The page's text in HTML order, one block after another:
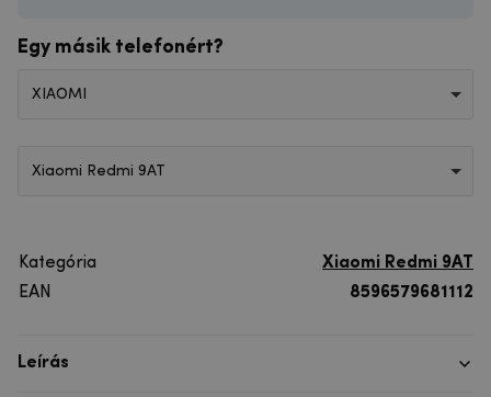
Egy másik telefonért?
XIAOMI
Xiaomi Redmi 9AT
Kategória
Xiaomi Redmi 9AT
EAN
8596579681112
Leírás